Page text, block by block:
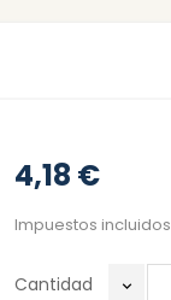
4,18 €
Impuestos incluidos
Cantidad